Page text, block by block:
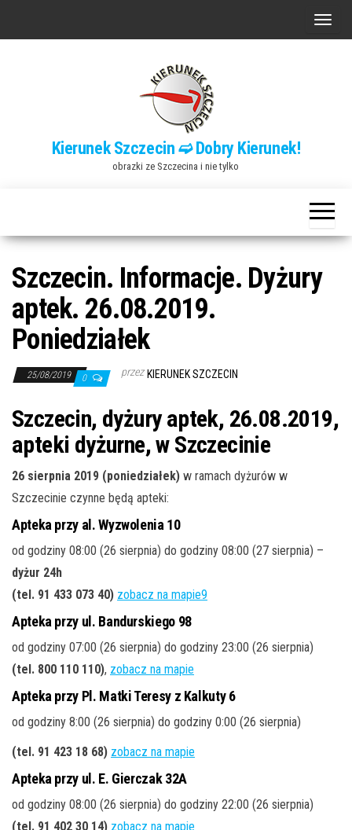
P
n
a
w
Kierunek Szczecin ➫ Dobry Kierunek!
obrazki ze Szczecina i nie tylko
Szczecin. Informacje. Dyżury
aptek. 26.08.2019.
Poniedziałek
25/08/2019 0 przez KIERUNEK SZCZECIN
Szczecin, dyżury aptek, 26.08.2019,
apteki dyżurne, w Szczecinie
26 sierpnia 2019 (poniedziałek) w ramach dyżurów w
Szczecinie czynne będą apteki:
Apteka przy al. Wyzwolenia 10
od godziny 08:00 (26 sierpnia) do godziny 08:00 (27 sierpnia) –
dyżur 24h
(tel. 91 433 073 40) zobacz na mapie9
Apteka przy ul. Bandurskiego 98
od godziny 07:00 (26 sierpnia) do godziny 23:00 (26 sierpnia)
(tel. 800 110 110), zobacz na mapie
Apteka przy Pl. Matki Teresy z Kalkuty 6
od godziny 8:00 (26 sierpnia) do godziny 0:00 (26 sierpnia)
(tel. 91 423 18 68) zobacz na mapie
Apteka przy ul. E. Gierczak 32A
od godziny 08:00 (26 sierpnia) do godziny 22:00 (26 sierpnia)
(tel. 91 402 30 14) zobacz na mapie